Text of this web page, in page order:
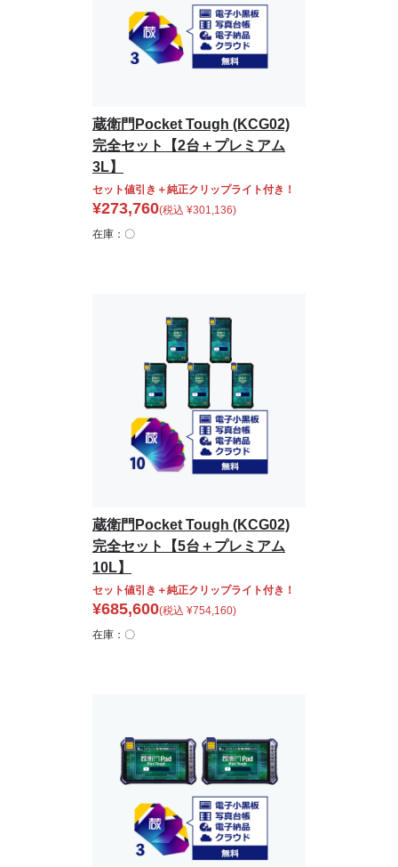
蔵衛門Pocket Tough (KCG02)
完全セット【2台＋プレミアム
3L】
セット値引き＋純正クリップライト付き！
¥273,760(税込 ¥301,136)
在庫：〇
蔵衛門Pocket Tough (KCG02)
完全セット【5台＋プレミアム
10L】
セット値引き＋純正クリップライト付き！
¥685,600(税込 ¥754,160)
在庫：〇